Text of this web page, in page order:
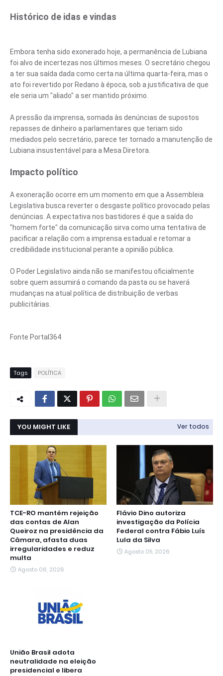
Histórico de idas e vindas
Embora tenha sido exonerado hoje, a permanência de Lubiana
foi alvo de incertezas nos últimos meses. O secretário chegou
a ter sua saída dada como certa na última quarta-feira, mas o
ato foi revertido por Redano à época, sob a justificativa de que
ele seria um "aliado" a ser mantido próximo.
A pressão da imprensa, somada às denúncias de supostos
repasses de dinheiro a parlamentares que teriam sido
mediados pelo secretário, parece ter tornado a manutenção de
Lubiana insustentável para a Mesa Diretora.
Impacto político
A exoneração ocorre em um momento em que a Assembleia
Legislativa busca reverter o desgaste político provocado pelas
denúncias. A expectativa nos bastidores é que a saída do
"homem forte" da comunicação sirva como uma tentativa de
pacificar a relação com a imprensa estadual e retomar a
credibilidade institucional perante a opinião pública.
O Poder Legislativo ainda não se manifestou oficialmente
sobre quem assumirá o comando da pasta ou se haverá
mudanças na atual política de distribuição de verbas
publicitárias.
Fonte Portal364
Tags POLÍTICA
YOU MIGHT LIKE Ver todos
TCE-RO mantém rejeição
das contas de Alan
Queiroz na presidência da
Câmara, afasta duas
irregularidades e reduz
multa
Agosto 06, 2026
Flávio Dino autoriza
investigação da Polícia
Federal contra Fábio Luís
Lula da Silva
Agosto 05, 2026
União Brasil adota
neutralidade na eleição
presidencial e libera